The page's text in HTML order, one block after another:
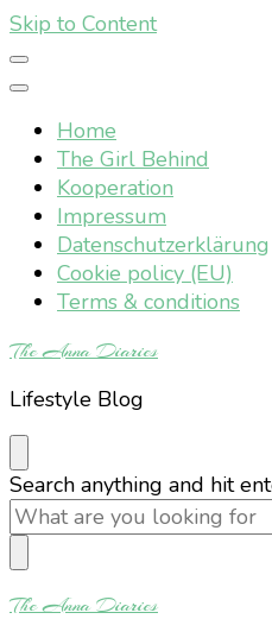
Skip to Content
Home
The Girl Behind
Kooperation
Impressum
Datenschutzerklärung
Cookie policy (EU)
Terms & conditions
The Anna Diaries
Lifestyle Blog
Looking
for
Something?
Search anything and hit
The Anna Diaries